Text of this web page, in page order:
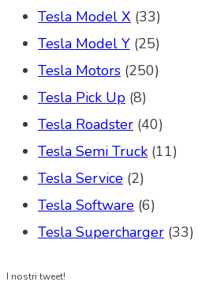
Tesla Model X (33)
Tesla Model Y (25)
Tesla Motors (250)
Tesla Pick Up (8)
Tesla Roadster (40)
Tesla Semi Truck (11)
Tesla Service (2)
Tesla Software (6)
Tesla Supercharger (33)
I nostri tweet!